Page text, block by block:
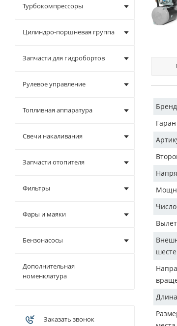
Бренд
Длина
Турбокомпрессоры
Цилиндро-поршневая группа
Запчасти для гидробортов
Рулевое управление
Топливная аппаратура
Свечи накаливания
Запчасти отопителя
Фильтры
Фары и маяки
Бензонасосы
Дополнительная
номенклатура
Заказать звонок